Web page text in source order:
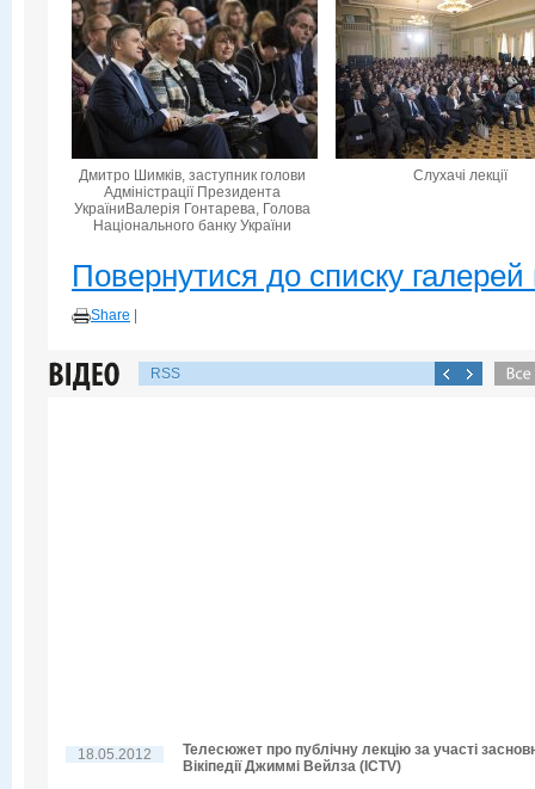
Дмитро Шимків, заступник голови
Адміністрації Президента
УкраїниВалерія Гонтарева, Голова
Національного банку України
Слухачі лекції
Повернутися до списку галерей
Share
RSS
18.05.2012
Телесюжет про публічну лекцію за участі
Вікіпедії Джиммі Вейлза (ICTV)